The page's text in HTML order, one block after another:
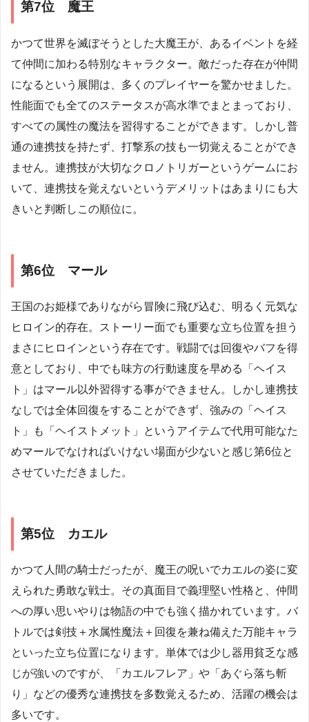
第7位 魔王
かつて世界を滅ぼそうとした大魔王が、あるイベントを経
て仲間に加わる特別なキャラクター。敵だった存在が仲間
になるという展開は、多くのプレイヤーを驚かせました。
性能面でも全てのステータスが高水準でまとまっており、
すべての属性の魔法を習得することができます。しかし普
通の連携技を持たず、打撃系の技も一切覚えることができ
ません。連携技が大切なクロノトリガーというゲームにお
いて、連携技を覚えないというデメリットはあまりにも大
きいと判断しこの順位に。
第6位 マール
王国のお姫様でありながら冒険に飛び込む、明るく元気な
ヒロイン的存在。ストーリー面でも重要な立ち位置を担う
まさにヒロインという存在です。戦闘では回復やバフを得
意としており、中でも味方の行動速度を早める「ヘイス
ト」はマール以外習得する事ができません。しかし連携技
なしでは全体回復をすることができず、強みの「ヘイス
ト」も「ヘイストメット」というアイテムで代用可能なた
めマールでなければいけない場面が少ないと感じ第6位と
させていただきました。
第5位 カエル
かつて人間の騎士だったが、魔王の呪いでカエルの姿に変
えられた勇敢な戦士。その真面目で義理堅い性格と、仲間
への厚い思いやりは物語の中でも強く描かれています。バ
トルでは剣技＋水属性魔法＋回復を兼ね備えた万能キャラ
といった立ち位置になります。単体では少し器用貧乏な感
じが強いのですが、「カエルフレア」や「あぐら落ち斬
り」などの優秀な連携技を多数覚えるため、活躍の機会は
多いです。